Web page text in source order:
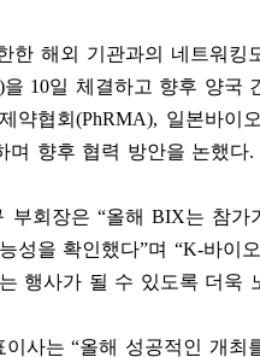
한 해외 기관과의 네트워킹
을 10일 체결하고 향후 양국
약협회(PhRMA), 일본바이
며 향후 협력 방안을 논했다.
부회장은 “올해 BIX는 참가
성을 확인했다”며 “K-바이
행사가 될 수 있도록 더욱
이사는“올해 성공적인 개최